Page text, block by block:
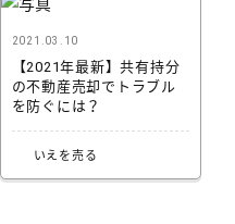
2021.03.10
【2021年最新】共有持分
の不動産売却でトラブル
を防ぐには？
いえを売る